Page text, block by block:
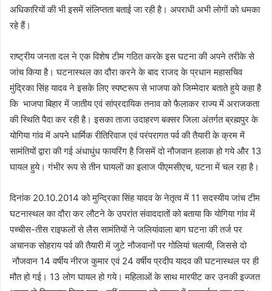
अधिकारियों की भी इसमें संलिप्तता बताई जा रही है। अपराधी अभी लोगों को धमका
रहे हैं।
राष्ट्रीय जनता दल ने एक विशेष टीम गठित करके इस घटना की अपने तरीके से
जांच किया है। घटनास्थल का दौरा करने के बाद राजद के प्रधान महासचिव
मुंद्रिका सिंह यादव ने इसके लिए स्पष्टरूप से भाजपा को जिम्मेदार बताते हुये कहा है
कि भाजपा बिहार में जातीय एवं सांप्रदायिक तनाव को फैलाकर राज्य में अराजकता
की स्थिति पैदा कर रही है। इसका ताजा उदाहरण बक्सर जिला अंतर्गत ब्रह्मपुर के
योगिया गांव में अपने धार्मिक रीतिरिवाज एवं परंपरागत पर्व की तैयारी के क्रम में
सामंतियों द्वारा की गई अंधाधुंध फायरिंग है जिसमें दो नौजवान हलाक हो गये और 13
घायल हुये। गंभीर रूप से तीन घायलों का इलाज पीएमसीएच, पटना में चल रहा है।
दिनांक 20.10.2014 को मुन्द्रिका सिंह यादव के नेतृत्व में 11 सदस्यीय जांच टीम
घटनास्थल का दौरा कर लौटने के उपरांत संवाददातों को बताया कि योगिया गांव में
पच्चीस-तीस राइफलों से लैस सामंतियों ने जलियांवाला बाग घटना की तर्ज पर
अचानक सोहराय पर्व की तैयारी में जुटे नौजवानों पर गोलियां चलायी, जिससे दो
नौजवान 14 वर्षीय नीरज कुमार एवं 24 वर्षीय प्रदीप यादव की घटनास्थल पर ही
मौत हो गई। 13 लोग घायल हो गये। महिलाओं के साथ मारपीट कर उनकी इज्जत